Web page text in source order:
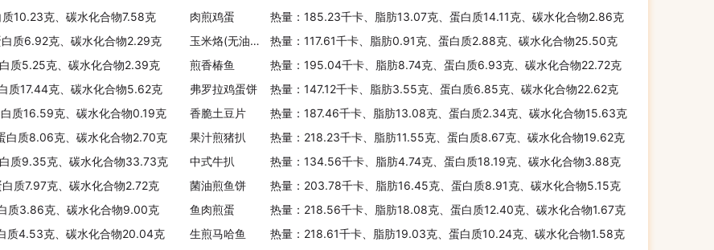
10.23克、碳水化合物7.58克 肉煎鸡蛋
热量：185.23千卡、脂肪13.07克、蛋白质14.11克、碳水化合物2.86克
质6.92克、碳水化合物2.29克 玉米烙(无油无沙拉)
热量：117.61千卡、脂肪0.91克、蛋白质2.88克、碳水化合物25.50克
质5.25克、碳水化合物2.39克 煎香椿鱼
热量：195.04千卡、脂肪8.74克、蛋白质6.93克、碳水化合物22.72克
质17.44克、碳水化合物5.62克 弗罗拉鸡蛋饼
热量：147.12千卡、脂肪3.55克、蛋白质6.85克、碳水化合物22.62克
质16.59克、碳水化合物0.19克 香脆土豆片
热量：187.46千卡、脂肪13.08克、蛋白质2.34克、碳水化合物15.63克
质8.06克、碳水化合物2.70克 果汁煎猪扒
热量：218.23千卡、脂肪11.55克、蛋白质8.67克、碳水化合物19.62克
质9.35克、碳水化合物33.73克 中式牛扒
热量：134.56千卡、脂肪4.74克、蛋白质18.19克、碳水化合物3.88克
质7.97克、碳水化合物2.72克 菌油煎鱼饼
热量：203.78千卡、脂肪16.45克、蛋白质8.91克、碳水化合物5.15克
质3.86克、碳水化合物9.00克 鱼肉煎蛋
热量：218.56千卡、脂肪18.08克、蛋白质12.40克、碳水化合物1.67克
质4.53克、碳水化合物20.04克 生煎马哈鱼
热量：218.61千卡、脂肪19.03克、蛋白质10.24克、碳水化合物1.58克